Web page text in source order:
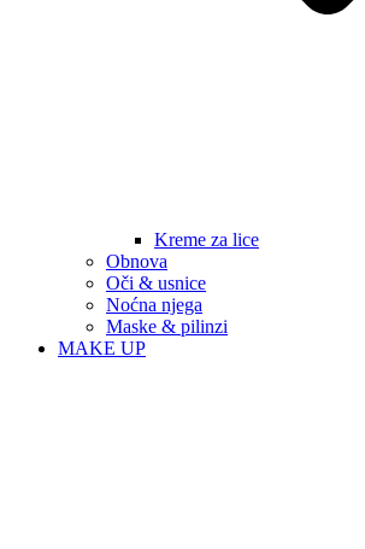
Kreme za lice
Obnova
Oči & usnice
Noćna njega
Maske & pilinzi
MAKE UP